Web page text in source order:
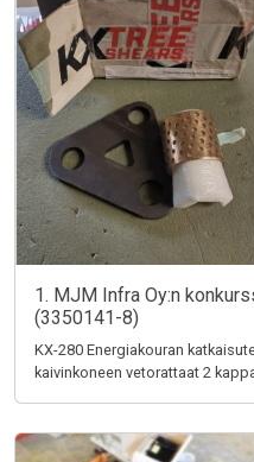
1. MJM Infra Oy:n
(3350141-8)
KX-280 Energiakouran
kaivinkoneen vetorattaat 2